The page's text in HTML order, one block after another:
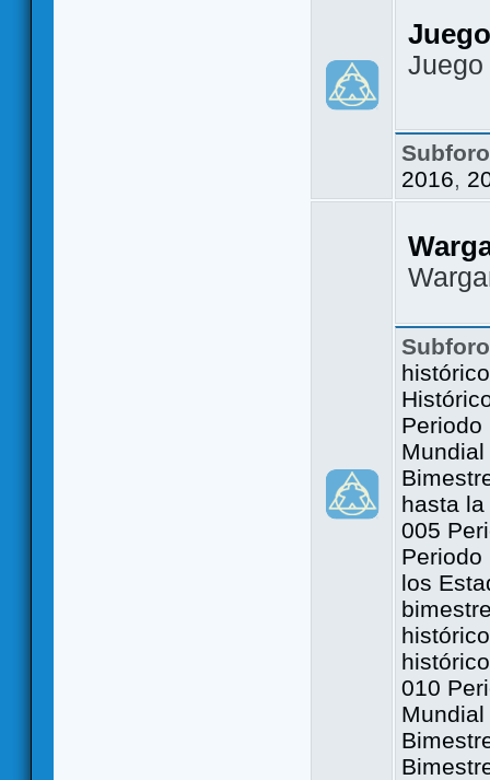
2016,
Periodo
hasta
005
Periodo
los
010